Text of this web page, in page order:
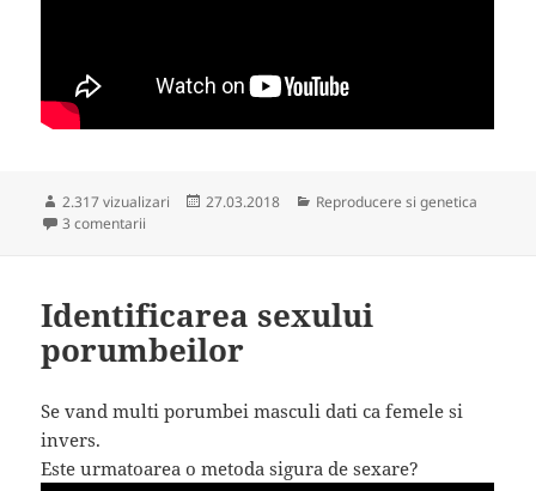
2.317 vizualizari
Publicat
27.03.2018 Categorii
Reproducere si genetica
3 comentarii
Identificarea sexului
porumbeilor
Se vand multi porumbei masculi dati ca femele si
invers.
Este urmatoarea o metoda sigura de sexare?